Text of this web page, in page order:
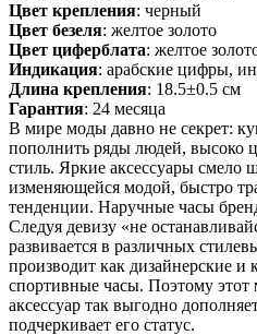
Цвет крепления: черный
Цвет безеля: желтое золото
Цвет циферблата: желтое
Индикация: арабские цифры,
Длина крепления: 18.5±0.5 см
Гарантия: 24 месяца
В мире моды давно не секрет:
пополнить ряды людей, высоко
стиль. Яркие аксессуары смело
изменяющейся модой, быстро
тенденции. Наручные часы
Следуя девизу «не
развивается в различных
производит как дизайнерские и
спортивные часы. Поэтому
аксессуар так выгодно
подчеркивает его статус.